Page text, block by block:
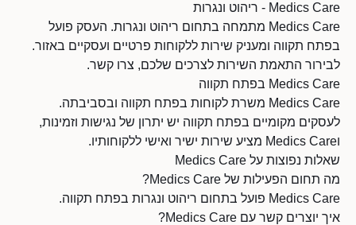
Medics Care - ריהוט ונגרות
Medics Care מתמחה בתחום ריהוט ונגרות. העסק פועל
בפתח תקווה ומעניק שירות ללקוחות פרטיים ועסקיים באזור.
לבירור התאמת השירות לצרכים שלכם, צרו קשר.
Medics Care בפתח תקווה
Medics Care משרת לקוחות בפתח תקווה ובסביבתה.
לעסקים מקומיים בפתח תקווה יש יתרון של נגישות וזמינות,
וMedics Care מציע שירות ישיר ואישי ללקוחותיו.
שאלות נפוצות על Medics Care
מה תחום הפעילות של Medics Care?
Medics Care פועל בתחום ריהוט ונגרות בפתח תקווה.
איך יוצרים קשר עם Medics Care?